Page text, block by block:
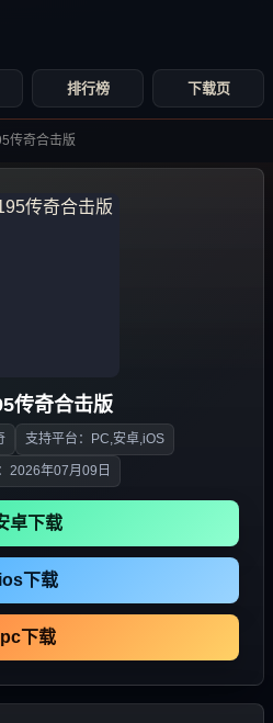
排行榜 下载页
传奇合击版
传奇合击版
支持平台：PC,安卓,iOS
2026年07月09日
卓下载
ios下载
pc下载